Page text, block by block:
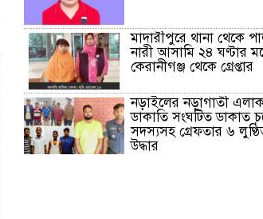
মাদারীপুরে থানা থেকে
নারী আসামি ২৪ ঘণ্টার
কেরানীগঞ্জ থেকে গ্রেপ্তার
নড়াইলের নড়াগাতী
ডাকাতি সংঘটিত ডাকাত
সদস্যসহ গ্রেফতার ৬ লুণ্ঠিত
উদ্ধার